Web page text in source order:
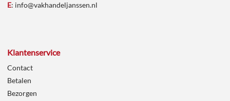
E: info@vakhandeljanssen.nl
Klantenservice
Contact
Betalen
Bezorgen